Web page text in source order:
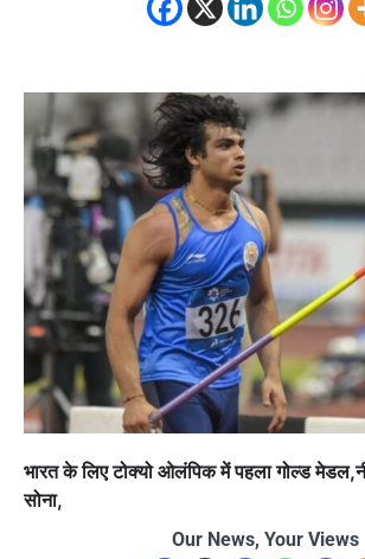
भारत के लिए टोक्यो ओलंपिक में पहला गोल्ड
सोना,
Our News, Your Views